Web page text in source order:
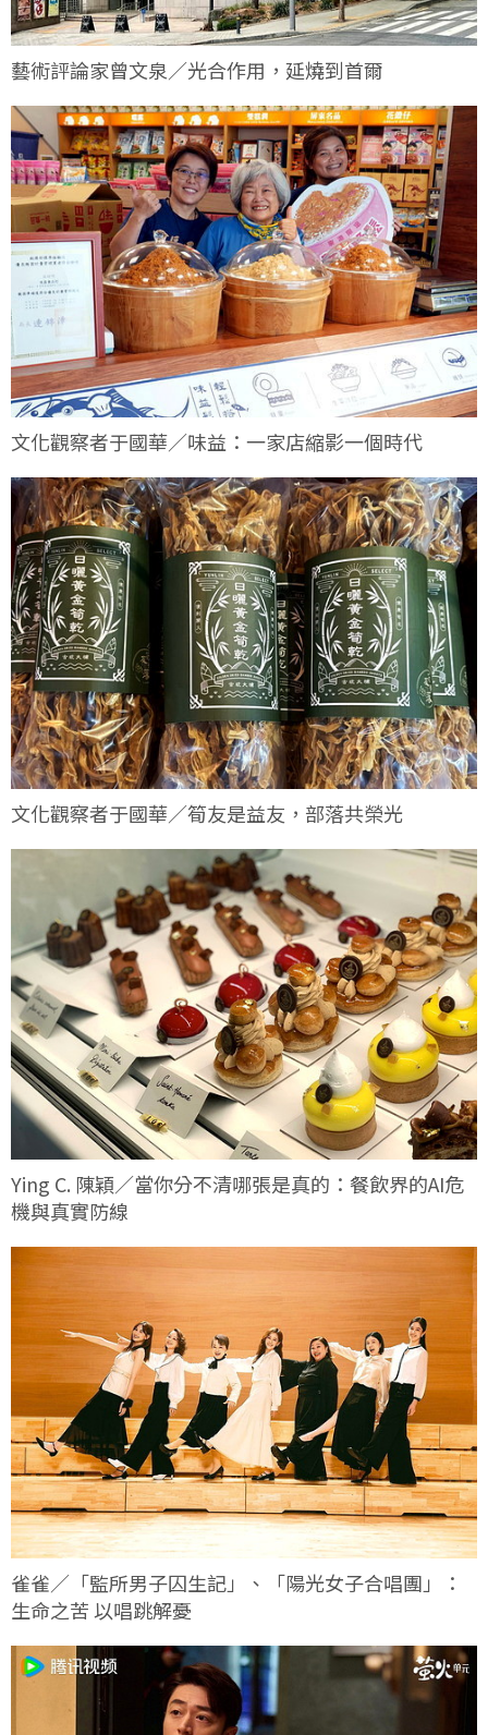
藝術評論家曾文泉／光合作用，延燒到首爾
文化觀察者于國華／味益：一家店縮影一個時代
文化觀察者于國華／筍友是益友，部落共榮光
Ying C. 陳穎／當你分不清哪張是真的：餐飲界的AI危
機與真實防線
雀雀／「監所男子囚生記」、「陽光女子合唱團」：
生命之苦 以唱跳解憂